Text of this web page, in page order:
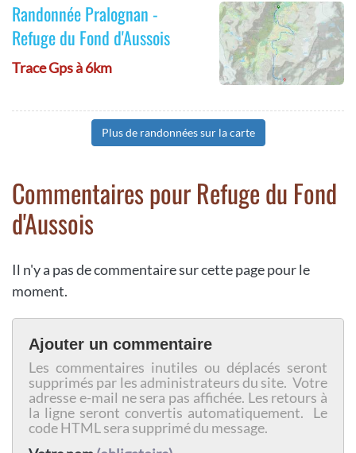
Randonnée Pralognan -
Refuge du Fond d'Aussois
Trace Gps à 6km
Plus de randonnées sur la carte
Commentaires pour Refuge du Fond
d'Aussois
Il n'y a pas de commentaire sur cette page pour le
moment.
Ajouter un commentaire
Les commentaires inutiles ou déplacés seront
supprimés par les administrateurs du site. Votre
adresse e-mail ne sera pas affichée. Les retours à
la ligne seront convertis automatiquement. Le
code HTML sera supprimé du message.